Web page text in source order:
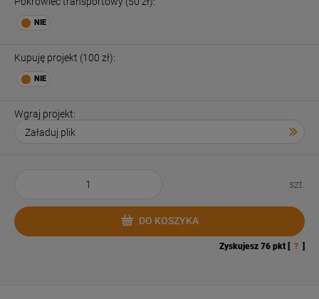
Kupuję projekt (100 zł):
Wgraj projekt:
szt.
DO KOSZYKA
Zyskujesz 76 pkt [ ? ]